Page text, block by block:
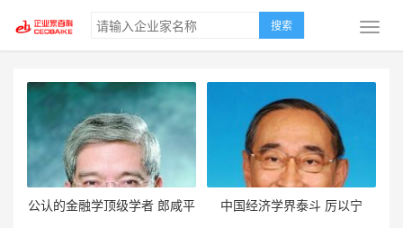
搜索
公认的金融学顶级学者 郎咸平 中国经济学界泰斗 厉以宁